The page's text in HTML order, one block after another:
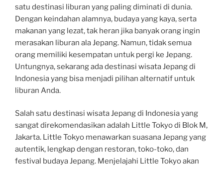
satu destinasi liburan yang paling diminati di dunia.
Dengan keindahan alamnya, budaya yang kaya, serta
makanan yang lezat, tak heran jika banyak orang ingin
merasakan liburan ala Jepang. Namun, tidak semua
orang memiliki kesempatan untuk pergi ke Jepang.
Untungnya, sekarang ada destinasi wisata Jepang di
Indonesia yang bisa menjadi pilihan alternatif untuk
liburan Anda.
Salah satu destinasi wisata Jepang di Indonesia yang
sangat direkomendasikan adalah Little Tokyo di Blok M,
Jakarta. Little Tokyo menawarkan suasana Jepang yang
autentik, lengkap dengan restoran, toko-toko, dan
festival budaya Jepang. Menjelajahi Little Tokyo akan